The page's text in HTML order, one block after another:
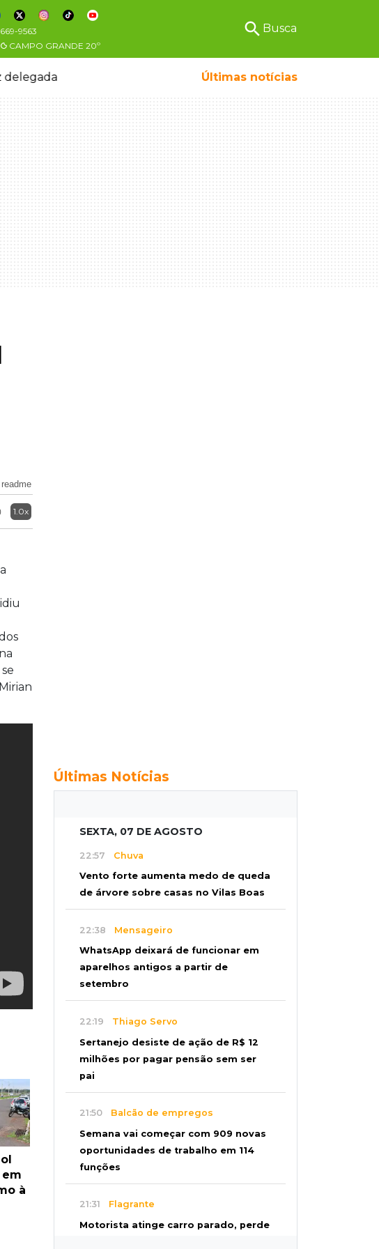
9563
CAMPO GRANDE 20º
search Busca
delegada Últimas notícias
readme
1.0x
à
Últimas Notícias
SEXTA, 07 DE AGOSTO
22:57 Chuva
Vento forte aumenta medo de queda
de árvore sobre casas no Vilas Boas
22:38 Mensageiro
WhatsApp deixará de funcionar em
aparelhos antigos a partir de
setembro
22:19 Thiago Servo
Sertanejo desiste de ação de R$ 12
milhões por pagar pensão sem ser
pai
21:50 Balcão de empregos
Semana vai começar com 909 novas
oportunidades de trabalho em 114
funções
21:31 Flagrante
Motorista atinge carro parado, perde